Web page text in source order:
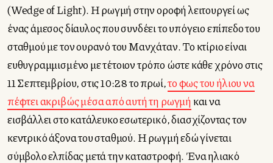
(Wedge of Light). Η ρωγμή στην οροφή λειτουργεί ως
ένας άμεσος δίαυλος που συνδέει το υπόγειο επίπεδο του
σταθμού με τον ουρανό του Μανχάταν. Το κτίριο είναι
ευθυγραμμισμένο με τέτοιον τρόπο ώστε κάθε χρόνο στις
11 Σεπτεμβρίου, στις 10:28 το πρωί,το φως του ήλιου να
πέφτει ακριβώς μέσα από αυτή τη ρωγμήκαι να
εισβάλλει στο κατάλευκο εσωτερικό, διασχίζοντας τον
κεντρικό άξονα του σταθμού. Η ρωγμή εδώ γίνεται
σύμβολο ελπίδας μετά την καταστροφή. Ένα ηλιακό